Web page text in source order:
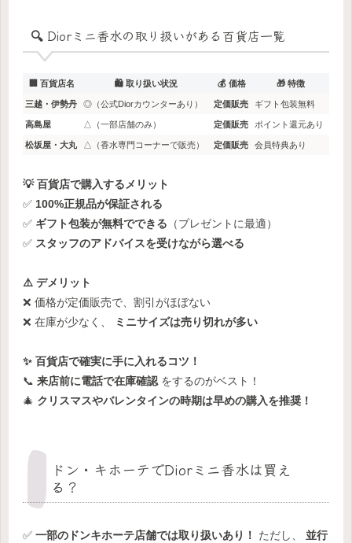
🔍 Diorミニ香水の取り扱いがある百貨店一覧
🏢 百貨店名 🛍️ 取り扱い状況 💰 価格 🎁 特徴
三越・伊勢丹 ◎（公式Diorカウンターあり） 定価販売 ギフト包装無料
高島屋 △（一部店舗のみ） 定価販売 ポイント還元あり
松坂屋・大丸 △（香水専門コーナーで販売） 定価販売 会員特典あり
💡 百貨店で購入するメリット
✅ 100%正規品が保証される
✅ ギフト包装が無料でできる （プレゼントに最適）
✅ スタッフのアドバイスを受けながら選べる
⚠️ デメリット
❌ 価格が定価販売で、割引がほぼない
❌ 在庫が少なく、
ミニサイズは売り切れが多い
✨ 百貨店で確実に手に入れるコツ！
📞 来店前に電話で在庫確認 をするのがベスト！
🎄 クリスマスやバレンタインの時期は早めの購入を推奨！
ドン・キホーテでDiorミニ香水は買え
る？
✅ 一部のドンキホーテ店舗では取り扱いあり！ ただし、 並行